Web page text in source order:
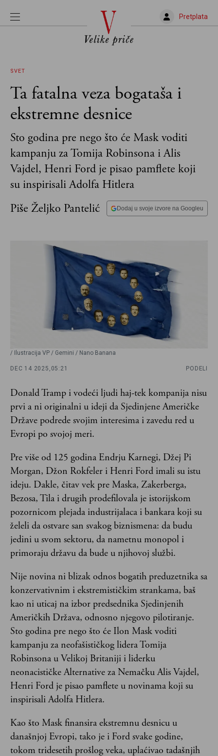
Pretplata
SVET
Ta fatalna veza bogataša i
ekstremne desnice
Sto godina pre nego što će Mask voditi
kampanju za Tomija Robinsona i Alis
Vajdel, Henri Ford je pisao pamflete koji
su inspirisali Adolfa Hitlera
Piše Željko Pantelić
Dodaj u svoje izvore na Googleu
/ Ilustracija VP / Gemini / Nano Banana
DEC 14 2025, 05:21 PODELI
Donald Tramp i vodeći ljudi haj-tek kompanija nisu
prvi a ni originalni u ideji da Sjedinjene Američke
Države podrede svojim interesima i zavedu red u
Evropi po svojoj meri.
Pre više od 125 godina Endrju Karnegi, Džej Pi
Morgan, Džon Rokfeler i Henri Ford imali su istu
ideju. Dakle, čitav vek pre Maska, Zakerberga,
Bezosa, Tila i drugih prodefilovala je istorijskom
pozornicom plejada industrijalaca i bankara koji su
želeli da ostvare san svakog biznismena: da budu
jedini u svom sektoru, da nametnu monopol i
primoraju državu da bude u njihovoj službi.
Nije novina ni blizak odnos bogatih preduzetnika sa
konzervativnim i ekstremističkim strankama, baš
kao ni uticaj na izbor predsednika Sjedinjenih
Američkih Država, odnosno njegovo pilotiranje.
Sto godina pre nego što će Ilon Mask voditi
kampanju za neofašističkog lidera Tomija
Robinsona u Velikoj Britaniji i liderku
neonacističke Alternative za Nemačku Alis Vajdel,
Henri Ford je pisao pamflete u novinama koji su
inspirisali Adolfa Hitlera.
Kao što Mask finansira ekstremnu desnicu u
današnjoj Evropi, tako je i Ford svake godine,
tokom tridesetih prošlog veka, uplaćivao tadašnjih